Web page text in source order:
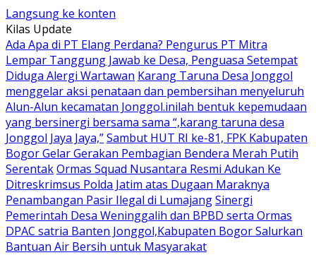
Langsung ke konten
Kilas Update
Ada Apa di PT Elang Perdana? Pengurus PT Mitra
Lempar Tanggung Jawab ke Desa, Penguasa Setempat
Diduga Alergi Wartawan Karang Taruna Desa Jonggol
menggelar aksi penataan dan pembersihan menyeluruh
Alun-Alun kecamatan Jonggol.inilah bentuk kepemudaan
yang bersinergi bersama sama “,karang taruna desa
Jonggol Jaya Jaya,”Sambut HUT RI ke-81, FPK Kabupaten
Bogor Gelar Gerakan Pembagian Bendera Merah Putih
SerentakOrmas Squad Nusantara Resmi Adukan Ke
Ditreskrimsus Polda Jatim atas Dugaan Maraknya
Penambangan Pasir Ilegal di LumajangSinergi
Pemerintah Desa Weninggalih dan BPBD serta Ormas
DPAC satria Banten Jonggol,Kabupaten Bogor Salurkan
Bantuan Air Bersih untuk Masyarakat